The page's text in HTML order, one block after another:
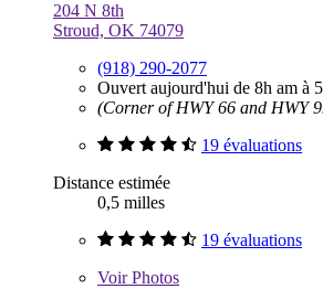
204 N 8th
Stroud, OK 74079
(918) 290-2077
Ouvert aujourd'hui de 8h am à
(Corner of HWY 66 and HWY
19 évaluations
Distance estimée
0,5 milles
19 évaluations
VoirPhotos